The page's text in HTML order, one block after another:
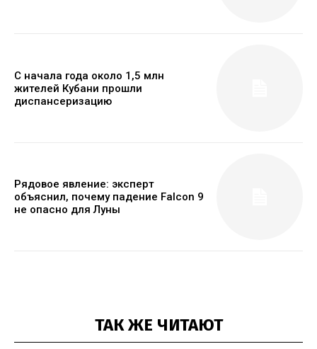
С начала года около 1,5 млн
жителей Кубани прошли
диспансеризацию
Рядовое явление: эксперт
объяснил, почему падение Falcon 9
не опасно для Луны
ТАК ЖЕ ЧИТАЮТ